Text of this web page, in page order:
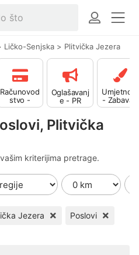
Ličko-Senjska > Plitvička Jezera
Plitvička
kriterijima pretrage.
Računovod
stvo -
Financije
Oglašavanj
e - PR
Umjetnost
- Zabava -
Izdavaštvo
Jezera Poslovi